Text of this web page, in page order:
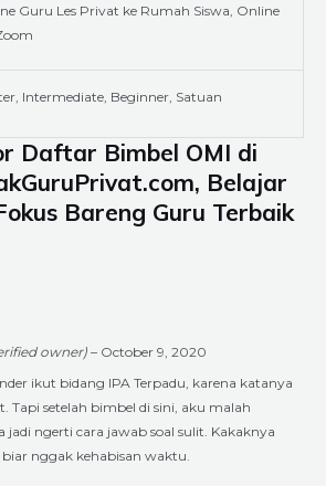
Guru Les Privat ke Rumah Siswa, Online
Intermediate, Beginner, Satuan
Daftar Bimbel OMI di
Belajar
Bareng Guru Terbaik
owner)– October 9, 2020
ikut bidang IPA Terpadu, karena katanya
Tapi setelah bimbel di sini, aku malah
jadi ngerti cara jawab soal sulit. Kakaknya
nggak kehabisan waktu.